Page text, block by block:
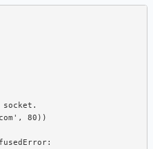
socket.
80))